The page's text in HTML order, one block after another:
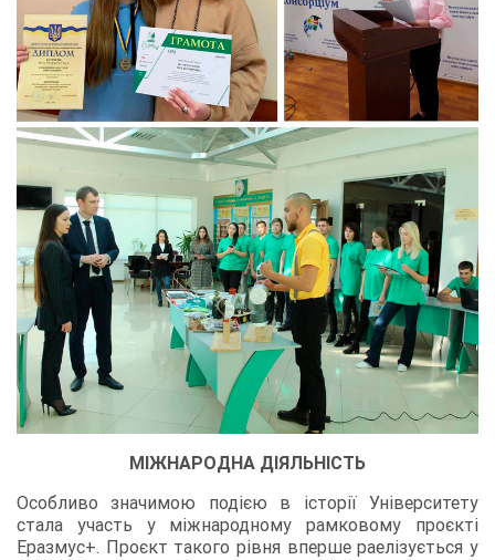
МІЖНАРОДНА ДІЯЛЬНІСТЬ
Особливо значимою подією в історії Університету
стала участь у міжнародному рамковому проєкті
Еразмус+. Проєкт такого рівня вперше раелізується у